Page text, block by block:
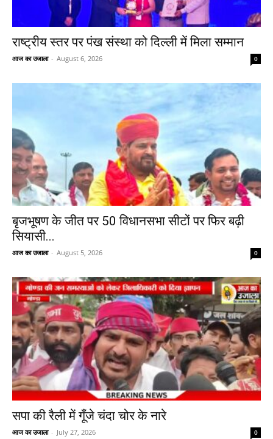
राष्ट्रीय स्तर पर पंख संस्था को दिल्ली में मिला सम्मान
आज का उजाला - August 6, 2026 0
बृजभूषण के जीत पर 50 विधानसभा सीटों पर फिर बढ़ी
सियासी...
आज का उजाला - August 5, 2026 0
सपा की रैली में गूँजे चंदा चोर के नारे
आज का उजाला - July 27, 2026 0